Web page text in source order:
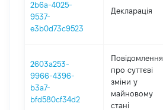
2b6a-4025-
9537-
e3b0d73c9523
Декларація
2603a253-
9966-4396-
b3a7-
bfd580cf34d2
Повідомлення
про суттєві
зміни y
майновому
стані